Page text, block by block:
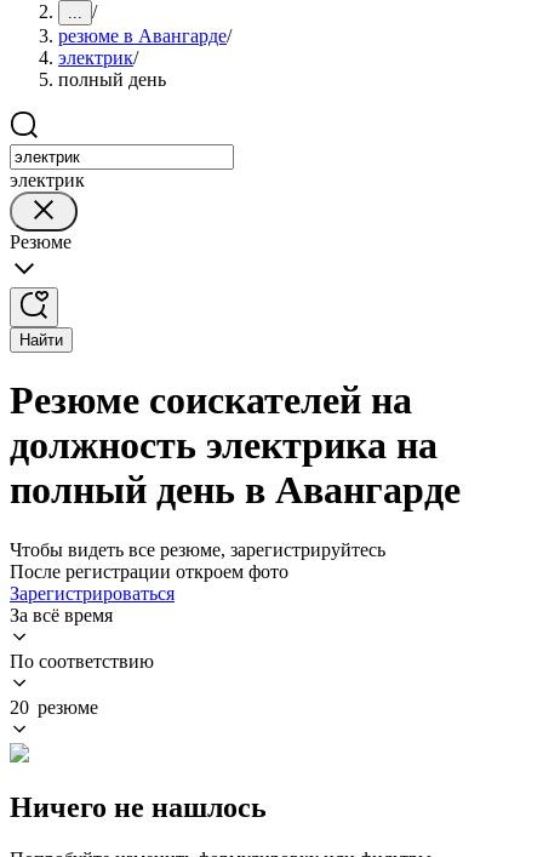
... /
резюме в Авангарде/
электрик/
полный день
электрик
Резюме
Найти
Резюме соискателей на
должность электрика на
полный день в Авангарде
Чтобы видеть все резюме, зарегистрируйтесь
После регистрации откроем фото
Зарегистрироваться
За всё время
По соответствию
20 резюме
Ничего не нашлось